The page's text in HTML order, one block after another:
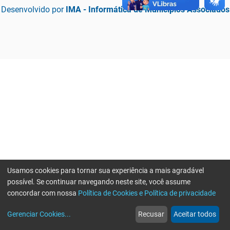
Desenvolvido por IMA - Informática de Municípios Associados
web
Notícias
more_horiz
Mais
Usamos cookies para tornar sua experiência a mais agradável
possível. Se continuar navegando neste site, você assume
concordar com nossa Política de Cookies e Política de privacidade
Gerenciar Cookies... Recusar Aceitar todos
Erro ao enviar informações, por favor tente novamente